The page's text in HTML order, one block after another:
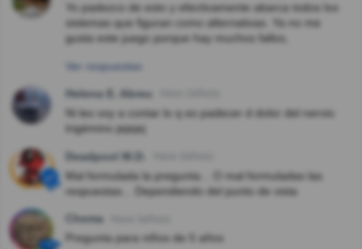
Yo padezco de esto y efectivamente abarca todos los
sistemas que figuran como alternativas. Ya no me
gusta este juego porque hay muchos fallos,
Ver respuestas
Helena E. Abreu
Ni les voy a contar lo q es padecer d dolor del nervio
trigémino jejejej
Deadpool M.D.
Mal formulada la pregunta... O mal formuladas las
respuestas... Dependiendo del punto de vista
Chema
Pregunta para niños de 5 años